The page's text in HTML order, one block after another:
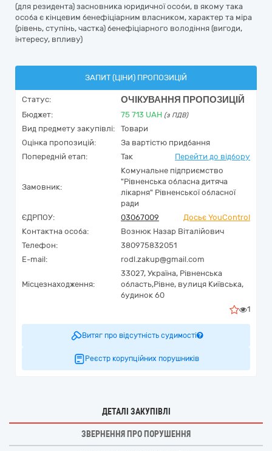
(для резидента) засновника юридичної особи, в якому така
особа є кінцевим бенефіціарним власником, характер та міра
(рівень, ступінь, частка) бенефіціарного володіння (вигоди,
інтересу, впливу)
ЗАПИТ (ЦІНИ) ПРОПОЗИЦІЙ
Статус: ОЧІКУВАННЯ ПРОПОЗИЦІЙ
Бюджет: 75 713 UAH (з ПДВ)
Вид предмету закупівлі:
Товари
Оцінка пропозицій:
За вартістю придбання
Попередній етап:
Так Перейти до відбору
Замовник:
Комунальне підприємство
"Рівненська обласна дитяча
лікарня" Рівненської обласної
ради
ЄДРПОУ:
03067009
Досьє YouControl
Контактна особа:
Вознюк Назар Віталійович
Телефон:
380975832051
E-mail:
rodl.zakup@gmail.com
Місцезнаходження:
33027, Україна, Рівненська
область,Рівне, вулиця Київська,
будинок 60
1
Витяг про відсутність судимості
Реєстр корупційних порушників
ДЕТАЛІ ЗАКУПІВЛІ
ЗВЕРНЕННЯ ПРО ПОРУШЕННЯ